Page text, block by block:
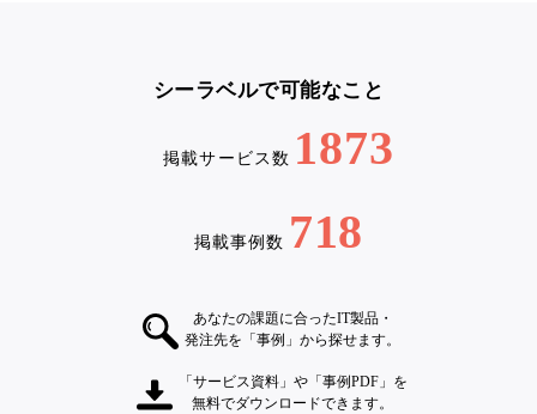
シーラベルで可能なこと
掲載サービス数 1873
掲載事例数 718
あなたの課題に合ったIT製品・
発注先を「事例」から探せます。
「サービス資料」や「事例PDF」を
無料でダウンロードできます。